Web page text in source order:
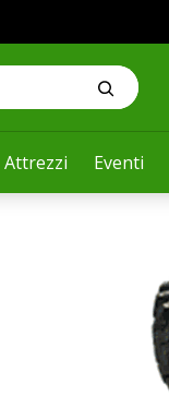
Attrezzi Eventi